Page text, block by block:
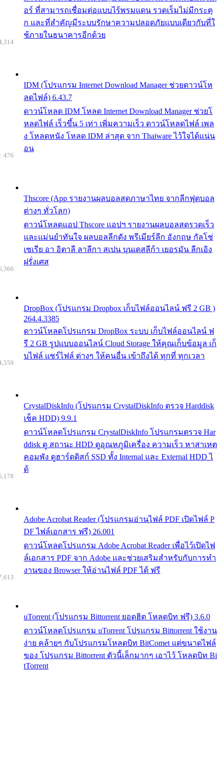
อร์ ที่สามารถเชื่อมต่อแบบไร้พรมแดน รวดเร็มไม่มีกระตุ
ก และที่สำคัญมีระบบรักษาความปลอดภัยแบบเดียวกับที่ใ
ช้ภายในธนาคารอีกด้วย
IDM (โปรแกรม Internet Download Manager ช่วยดาวน์โห
ลดไฟล์) 6.43.7
ดาวน์โหลด IDM โหลด Internet Download Manager ช่วยโ
หลดไฟล์ เร็วขึ้น 5 เท่า เพิ่มความเร็ว ดาวน์โหลดไฟล์ เพล
ง โหลดหนัง โหลด IDM ล่าสุด จาก Thaiware ไว้ใจได้แน่น
อน
Thscore (App รายงานผลบอลสดภาษาไทย จากลีกฟุตบอล
ต่างๆ ทั่วโลก)
ดาวน์โหลดแอป Thscore แอปฯ รายงานผลบอลสดรวดเร็ว
และแม่นยำทันใจ ผลบอลลีกดัง พรีเมียร์ลีก อังกฤษ กัลโช่
เซเรีย อา อิตาลี ลาลีกา สเปน บุนเดสลีก้า เยอรมัน ลีกเอิง
ฝรั่งเศส
476
DropBox (โปรแกรม Dropbox เก็บไฟล์ออนไลน์ ฟรี 2 GB )
264.4.3385
ดาวน์โหลดโปรแกรม DropBox ระบบ เก็บไฟล์ออนไลน์ ฟ
รี 2 GB รูปแบบออนไลน์ Cloud Storage ให้คุณเก็บข้อมูล เก็
บไฟล์ แชร์ไฟล์ ต่างๆ ให้คนอื่น เข้าถึงได้ ทุกที่ ทุกเวลา
CrystalDiskInfo (โปรแกรม CrystalDiskInfo ตรวจ Harddisk
เช็ค HDD) 9.9.1
ดาวน์โหลดโปรแกรม CrystalDiskInfo โปรแกรมตรวจ Har
ddisk ดู สถานะ HDD ดูอุณหภูมิเครื่อง ความเร็ว หาสาเหต
คอมพัง ดูฮาร์ดดิสก์ SSD ทั้ง Internal และ External HDD ไ
ด้
Adobe Acrobat Reader (โปรแกรมอ่านไฟล์ PDF เปิดไฟล์ P
DF ไฟล์เอกสาร ฟรี) 26.001
ดาวน์โหลดโปรแกรม Adobe Acrobat Reader เพื่อไว้เปิดไฟ
ล์เอกสาร PDF จาก Adobe และช่วยเสริมสำหรับกับการทำ
งานของ Browser ให้อ่านไฟล์ PDF ได้ ฟรี
uTorrent (โปรแกรม Bittorrent ยอดฮิต โหลดบิท ฟรี) 3.6.0
ดาวน์โหลดโปรแกรม uTorrent โปรแกรม Bittorrent ใช้งาน
ง่าย คล้ายๆ กับโปรแกรมโหลดบิท BitComet แต่ขนาดไฟล์
ของ โปรแกรม Bittorrent ตัวนี้เล็กมากๆ เอาไว้ โหลดบิท Bi
tTorrent